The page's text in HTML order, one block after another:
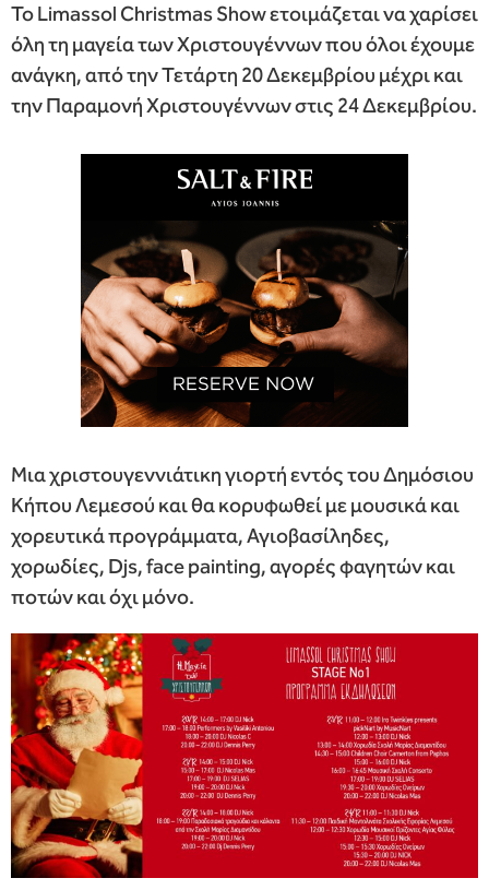
Το Limassol Christmas Show ετοιμάζεται να χαρίσει
όλη τη μαγεία των Χριστουγέννων που όλοι έχουμε
ανάγκη, από την Τετάρτη 20 Δεκεμβρίου μέχρι και
την Παραμονή Χριστουγέννων στις 24 Δεκεμβρίου.
Μια χριστουγεννιάτικη γιορτή εντός του Δημόσιου
Κήπου Λεμεσού και θα κορυφωθεί με μουσικά και
χορευτικά προγράμματα, Αγιοβασίληδες,
χορωδίες, Djs, face painting, αγορές φαγητών και
ποτών και όχι μόνο.